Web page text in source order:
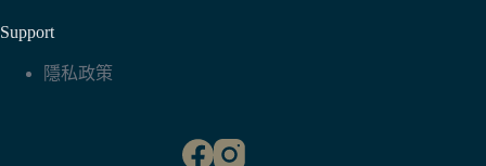
Support
隱私政策